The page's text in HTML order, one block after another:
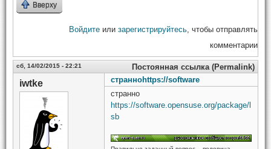
Вверху
Войдите или зарегистрируйтесь, чтобы отправлять
комментарии
сб, 14/02/2015 - 22:21 Постоянная ссылка (Permalink)
iwtke
странноhttps://software
странно
https://software.opensuse.org/package/l
sb